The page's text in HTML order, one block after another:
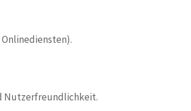
Nutzerfreundlichkeit.